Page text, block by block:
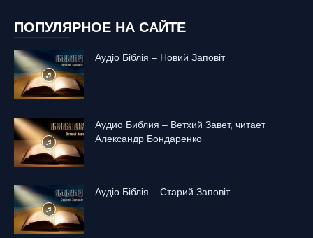
ПОПУЛЯРНОЕ НА САЙТЕ
Аудіо Біблія – Новий Заповіт
Аудио Библия – Ветхий Завет, читает
Александр Бондаренко
Аудіо Біблія – Старий Заповіт